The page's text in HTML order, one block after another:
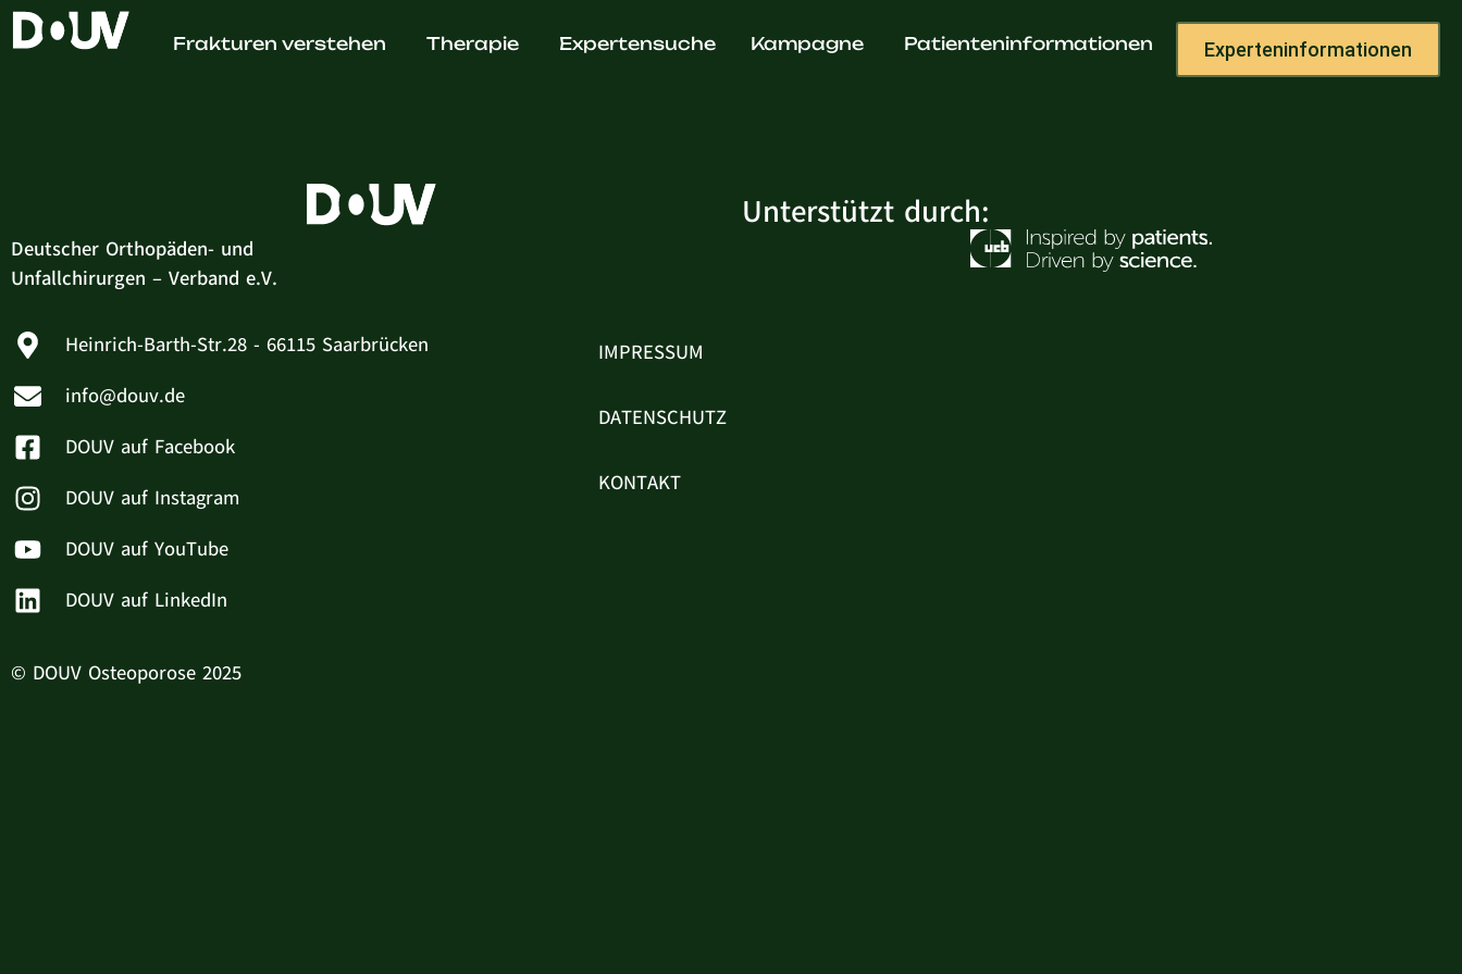
Frakturen verstehen Therapie Expertensuche Kampagne Patienteninformationen Experteninformationen
Dr. med. Katrin Groth
Deutscher Orthopäden- und
Unfallchirurgen – Verband e.V.
Unterstützt durch:
Heinrich-Barth-Str.28 - 66115 Saarbrücken
info@douv.de
DOUV auf Facebook
DOUV auf Instagram
DOUV auf YouTube
DOUV auf LinkedIn
IMPRESSUM
DATENSCHUTZ
KONTAKT
© DOUV Osteoporose 2025